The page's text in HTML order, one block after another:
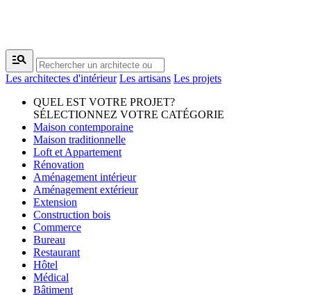
manage_search
Les architectes d'intérieur Les artisans Les projets
QUEL EST VOTRE PROJET?
SÉLECTIONNEZ VOTRE CATÉGORIE
Maison contemporaine
Maison traditionnelle
Loft et Appartement
Rénovation
Aménagement intérieur
Aménagement extérieur
Extension
Construction bois
Commerce
Bureau
Restaurant
Hôtel
Médical
Bâtiment